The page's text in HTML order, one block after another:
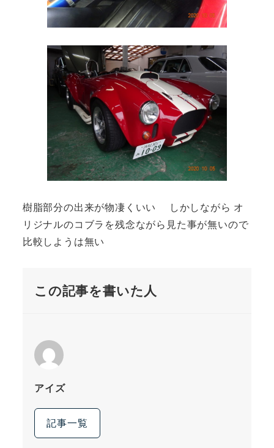
樹脂部分の出来が物凄くいい しかしながら オ
リジナルのコブラを残念ながら見た事が無いので
比較しようは無い
この記事を書いた人
アイズ
記事一覧